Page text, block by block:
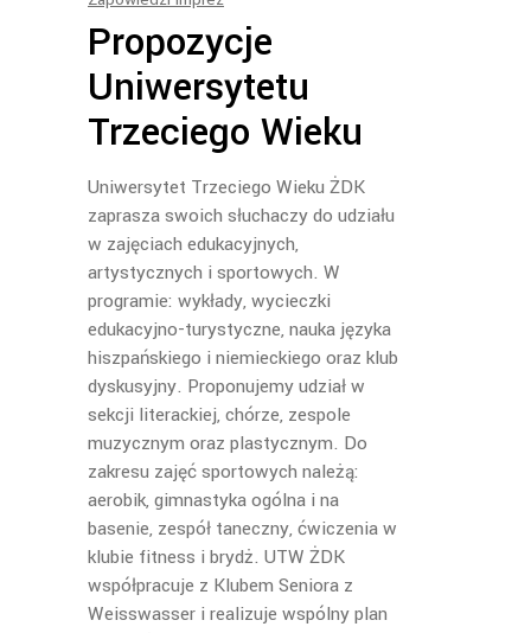
Propozycje
Uniwersytetu
Trzeciego Wieku
Uniwersytet Trzeciego Wieku ŻDK
zaprasza swoich słuchaczy do udziału
w zajęciach edukacyjnych,
artystycznych i sportowych. W
programie: wykłady, wycieczki
edukacyjno-turystyczne, nauka języka
hiszpańskiego i niemieckiego oraz klub
dyskusyjny. Proponujemy udział w
sekcji literackiej, chórze, zespole
muzycznym oraz plastycznym. Do
zakresu zajęć sportowych należą:
aerobik, gimnastyka ogólna i na
basenie, zespół taneczny, ćwiczenia w
klubie fitness i brydż. UTW ŻDK
współpracuje z Klubem Seniora z
Weisswasser i realizuje wspólny plan